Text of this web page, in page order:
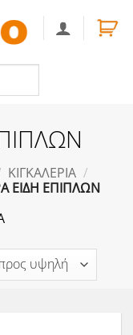
ΚΙΓΚΑΛΕΡΙΑ /
ΕΙΔΗ ΕΠΙΠΛΩΝ